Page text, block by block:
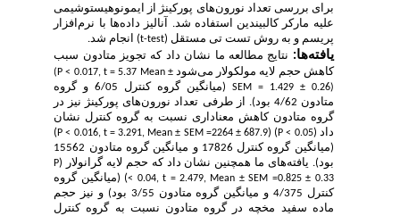
برای بررسی تعداد نورون‌های پورکینژ از ایمونوهیستوشیمی
علیه مارکر کالبیندین استفاده شد. آنالیز داده‌ها با نرم‌افزار
پریسم و به روش تست تی مستقل ( t-test) انجام شد.
یافتهها: نتایج مطالعه ما نشان داد که تجویز متادون سبب
کاهش حجم لایه مولکولار می‌شود(P < 0.017, t = 5.37 Mean ±
SEM = 1.429 ± 0.26)
(میانگین گروه کنترل 6/05 و گروه
متادون 4/62 بود). از طرفی تعداد نورون‌های پورکینژ نیز در
گروه متادون کاهش معناداری نسبت به گروه کنترل نشان
داد (P < 0.05
) (
P < 0.016, t = 3.291, Mean ± SEM =2264 ± 687.9
)
(میانگین گروه کنترل 17826 و میانگین گروه متادون 15562
بود). یافته‌های ما همچنین نشان داد که حجم لایه گرانولار (P
< 0.04, t = 2.479, Mean ± SEM =0.825 ± 0.33) (میانگین گروه
کنترل 4/375 و میانگین گروه متادون 3/55 بود) و نیز حجم
ماده سفید مخچه در گروه متادون نسبت به گروه کنترل